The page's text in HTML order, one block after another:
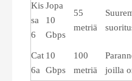
Kis
sa
6
Jopa
10
Gbps
55
metriä
Cat
6a
10
Gbps
100
metriä
joilla